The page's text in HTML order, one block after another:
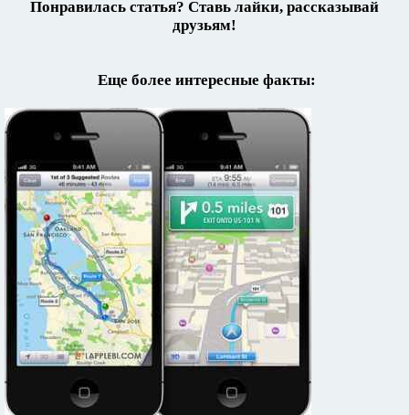
Понравилась статья? Ставь лайки, рассказывай
друзьям!
Еще более интересные факты: